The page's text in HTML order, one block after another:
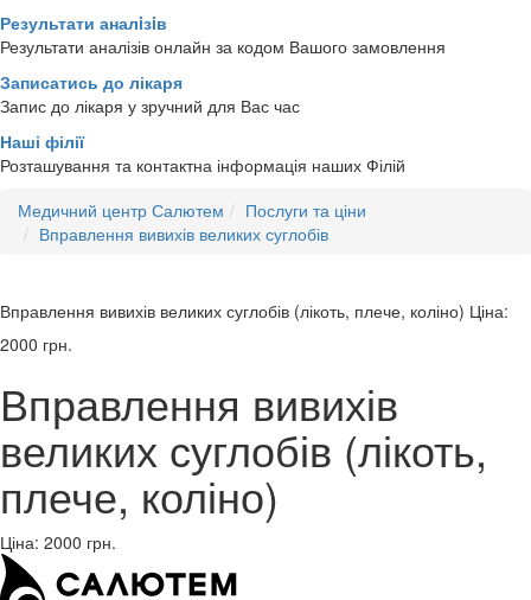
Результати аналiзiв
Результати аналізів онлайн за кодом Вашого замовлення
Записатись до лікаря
Запис до лікаря у зручний для Вас час
Наші філії
Розташування та контактна інформація наших Філій
Медичний центр Салютем
Послуги та ціни
Вправлення вивихів великих суглобів
Вправлення вивихів великих суглобів (лікоть, плече, коліно) Ціна:
2000 грн.
Вправлення вивихів
великих суглобів (лікоть,
плече, коліно)
Ціна: 2000 грн.